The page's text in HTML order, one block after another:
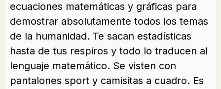
ecuaciones matemáticas y gráficas para
demostrar absolutamente todos los temas
de la humanidad. Te sacan estadísticas
hasta de tus respiros y todo lo traducen al
lenguaje matemático. Se visten con
pantalones sport y camisitas a cuadro. Es